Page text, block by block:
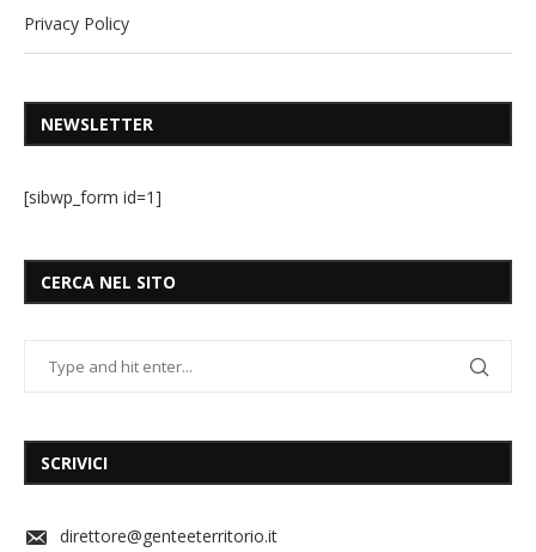
Privacy Policy
NEWSLETTER
[sibwp_form id=1]
CERCA NEL SITO
SCRIVICI
direttore@genteeterritorio.it